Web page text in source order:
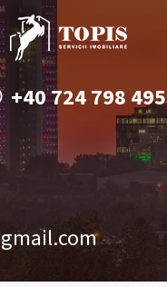
+40 724 798 495